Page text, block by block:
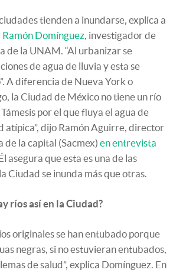
tienden a inundarse, explica a
Ramón Domínguez , investigador de
de la UNAM. “Al urbanizar se
de agua de lluvia y esta se
A diferencia de Nueva York o
la Ciudad de México no tiene un río
por el que fluya el agua de
atípica”, dijo Ramón Aguirre, director
de la capital (Sacmex) en entrevista
asegura que esta es una de las
Ciudad se inunda más que otras.
ríos así en la Ciudad?
originales se han entubado porque
negras, si no estuvieran entubados,
de salud”, explica Domínguez. En